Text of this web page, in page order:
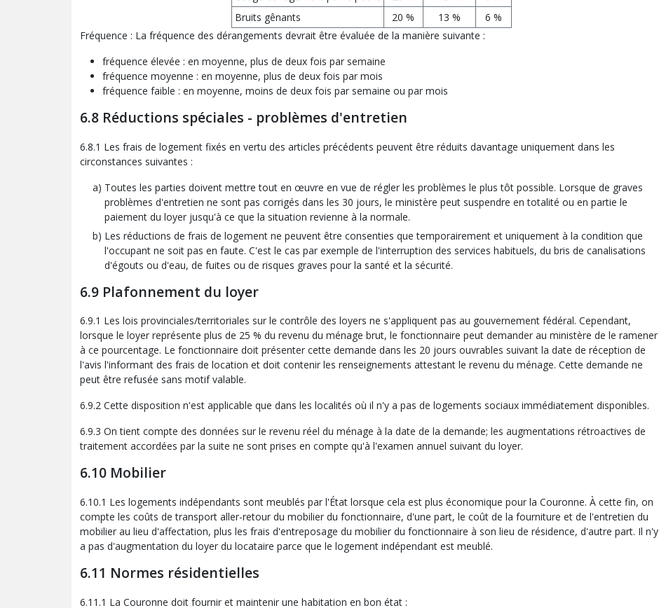
Bruits gênants
20 % 13 %
6 %
Fréquence : La fréquence des dérangements devrait être évaluée de la manière suivante :
fréquence élevée : en moyenne, plus de deux fois par semaine
fréquence moyenne : en moyenne, plus de deux fois par mois
fréquence faible : en moyenne, moins de deux fois par semaine ou par mois
6.8 Réductions spéciales - problèmes d'entretien
6.8.1 Les frais de logement fixés en vertu des articles précédents peuvent être réduits davantage uniquement dans les
circonstances suivantes :
Toutes les parties doivent mettre tout en œuvre en vue de régler les problèmes le plus tôt possible. Lorsque de graves
problèmes d'entretien ne sont pas corrigés dans les 30 jours, le ministère peut suspendre en totalité ou en partie le
paiement du loyer jusqu'à ce que la situation revienne à la normale.
Les réductions de frais de logement ne peuvent être consenties que temporairement et uniquement à la condition que
l'occupant ne soit pas en faute. C'est le cas par exemple de l'interruption des services habituels, du bris de canalisations
d'égouts ou d'eau, de fuites ou de risques graves pour la santé et la sécurité.
6.9 Plafonnement du loyer
6.9.1 Les lois provinciales/territoriales sur le contrôle des loyers ne s'appliquent pas au gouvernement fédéral. Cependant,
lorsque le loyer représente plus de 25 % du revenu du ménage brut, le fonctionnaire peut demander au ministère de le ramener
à ce pourcentage. Le fonctionnaire doit présenter cette demande dans les 20 jours ouvrables suivant la date de réception de
l'avis l'informant des frais de location et doit contenir les renseignements attestant le revenu du ménage. Cette demande ne
peut être refusée sans motif valable.
6.9.2 Cette disposition n'est applicable que dans les localités où il n'y a pas de logements sociaux immédiatement disponibles.
6.9.3 On tient compte des données sur le revenu réel du ménage à la date de la demande; les augmentations rétroactives de
traitement accordées par la suite ne sont prises en compte qu'à l'examen annuel suivant du loyer.
6.10 Mobilier
6.10.1 Les logements indépendants sont meublés par l'État lorsque cela est plus économique pour la Couronne. À cette fin, on
compte les coûts de transport aller-retour du mobilier du fonctionnaire, d'une part, le coût de la fourniture et de l'entretien du
mobilier au lieu d'affectation, plus les frais d'entreposage du mobilier du fonctionnaire à son lieu de résidence, d'autre part. Il n'y
a pas d'augmentation du loyer du locataire parce que le logement indépendant est meublé.
6.11 Normes résidentielles
6.11.1 La Couronne doit fournir et maintenir une habitation en bon état :